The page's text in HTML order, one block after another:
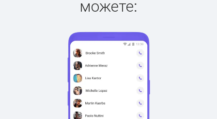
можете: